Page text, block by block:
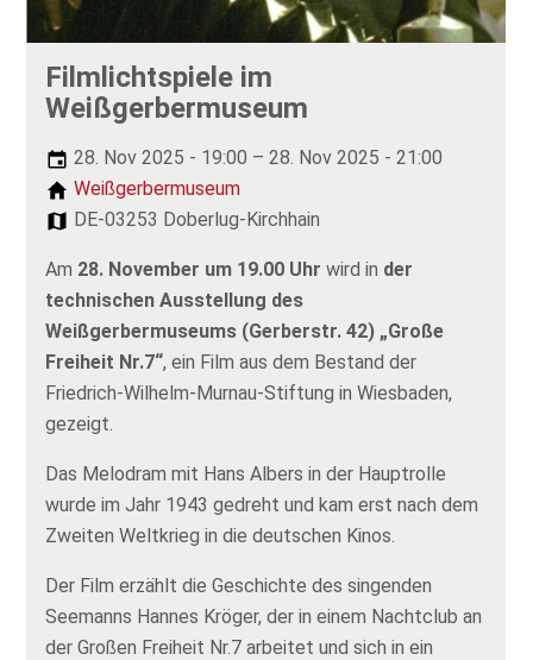
Filmlichtspiele im
Weißgerbermuseum
28. Nov 2025 - 19:00 – 28. Nov 2025 - 21:00
Weißgerbermuseum
DE-03253 Doberlug-Kirchhain
Am 28. November um 19.00 Uhr wird in der
technischen Ausstellung des
Weißgerbermuseums (Gerberstr. 42) „Große
Freiheit Nr.7“, ein Film aus dem Bestand der
Friedrich-Wilhelm-Murnau-Stiftung in Wiesbaden,
gezeigt.
Das Melodram mit Hans Albers in der Hauptrolle
wurde im Jahr 1943 gedreht und kam erst nach dem
Zweiten Weltkrieg in die deutschen Kinos.
Der Film erzählt die Geschichte des singenden
Seemanns Hannes Kröger, der in einem Nachtclub an
der Großen Freiheit Nr.7 arbeitet und sich in ein